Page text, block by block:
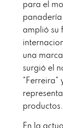
para el
amplió su
una
surgió el
productos.
En la